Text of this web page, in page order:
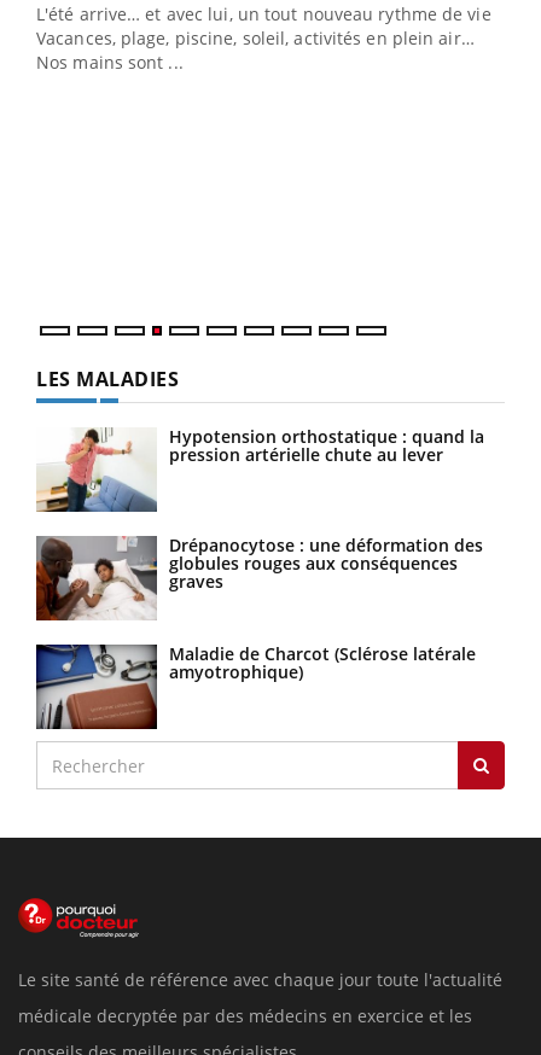
L'été arrive… et avec lui, un tout nouveau rythme de vie !
Vacances, plage, piscine, soleil, activités en plein air…
Nos mains sont ...
LES MALADIES
Hypotension orthostatique : quand la
pression artérielle chute au lever
Drépanocytose : une déformation des
globules rouges aux conséquences
graves
Maladie de Charcot (Sclérose latérale
amyotrophique)
Le site santé de référence avec chaque jour toute l'actualité
médicale decryptée par des médecins en exercice et les